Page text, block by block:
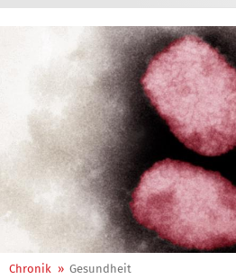
Chronik » Gesundheit